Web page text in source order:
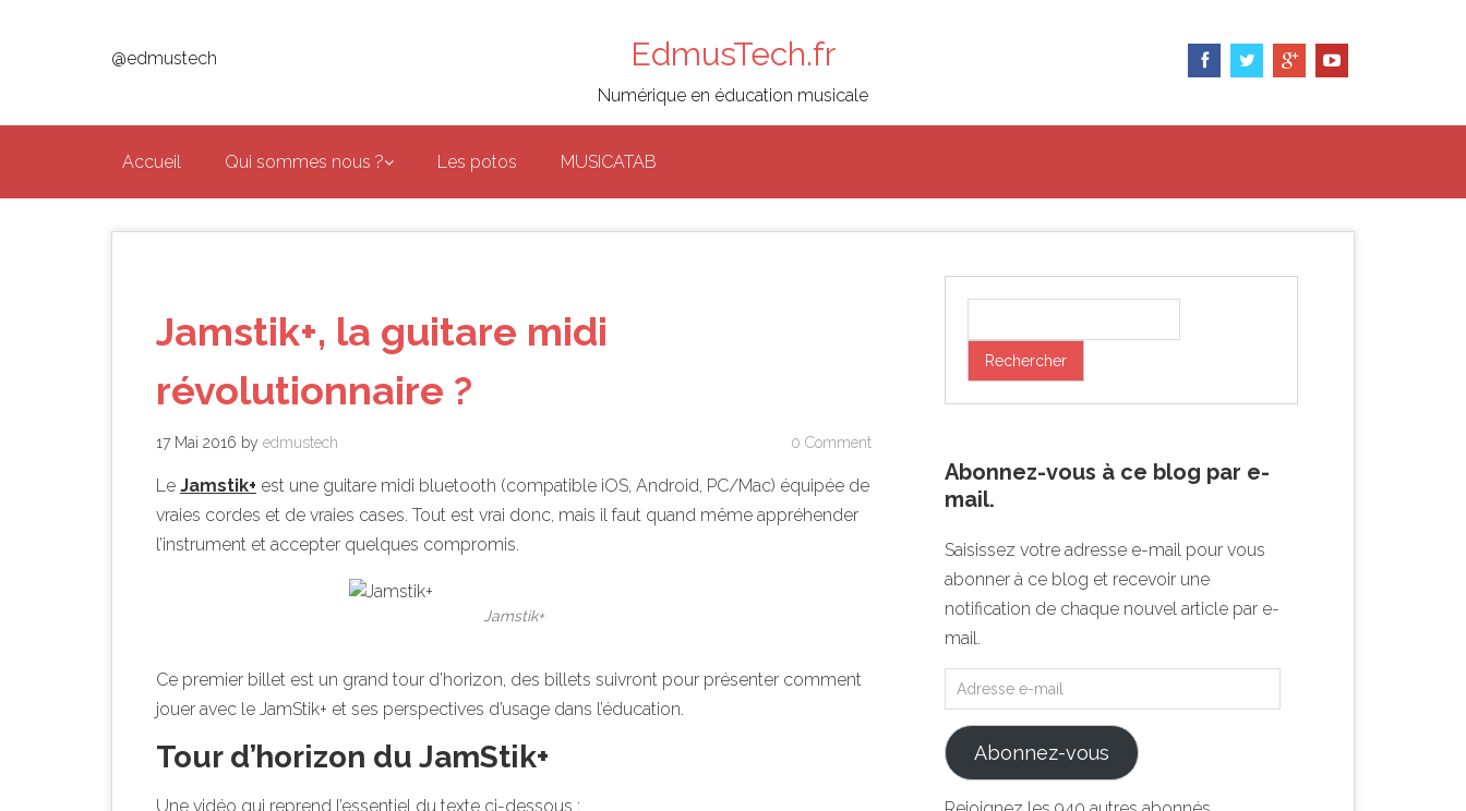
@edmustech EdmusTech.fr
Numérique en éducation musicale
Accueil Qui sommes nous ? Les potos MUSICATAB
Jamstik+, la guitare midi
révolutionnaire ?
17 Mai 2016 by edmustech 0 Comment
Le Jamstik+ est une guitare midi bluetooth (compatible iOS, Android, PC/Mac) équipée de
vraies cordes et de vraies cases. Tout est vrai donc, mais il faut quand même appréhender
l’instrument et accepter quelques compromis.
Jamstik+
Ce premier billet est un grand tour d’horizon, des billets suivront pour présenter comment
jouer avec le JamStik+ et ses perspectives d’usage dans l’éducation.
Tour d’horizon du JamStik+
Une vidéo qui reprend l’essentiel du texte ci-dessous :
Abonnez-vous à ce blog par e-
mail.
Saisissez votre adresse e-mail pour vous
abonner à ce blog et recevoir une
notification de chaque nouvel article par e-
mail.
Abonnez-vous